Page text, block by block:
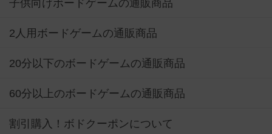
子供向けボードゲームの通販商品
2人用ボードゲームの通販商品
20分以下のボードゲームの通販商品
60分以上のボードゲームの通販商品
割引購入！ボドクーポンについて